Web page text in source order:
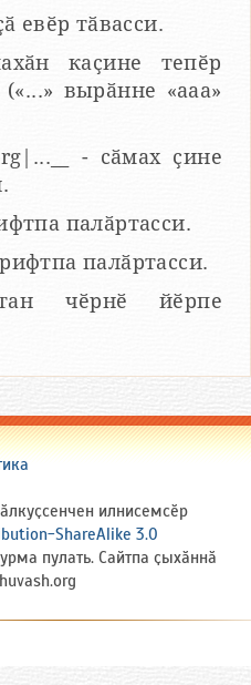
евӗр тӑвасси.
каҫине тепӗр
вырӑнне «ааа»
- сӑмах ҫине
палӑртасси.
палӑртасси.
чӗрнӗ йӗрпе
илнисемсӗр
ShareAlike 3.0
пулать. Сайтпа ҫыхӑннӑ